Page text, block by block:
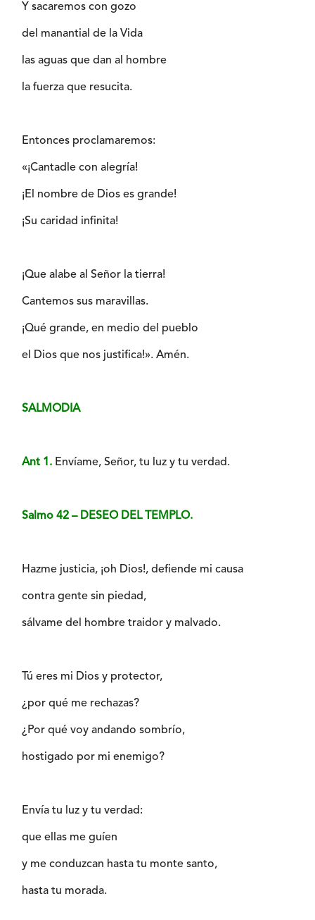
Y sacaremos con gozo
del manantial de la Vida
las aguas que dan al hombre
la fuerza que resucita.
Entonces proclamaremos:
«¡Cantadle con alegría!
¡El nombre de Dios es grande!
¡Su caridad infinita!
¡Que alabe al Señor la tierra!
Cantemos sus maravillas.
¡Qué grande, en medio del pueblo
el Dios que nos justifica!». Amén.
SALMODIA
Ant 1. Envíame, Señor, tu luz y tu verdad.
Salmo 42 – DESEO DEL TEMPLO.
Hazme justicia, ¡oh Dios!, defiende mi causa
contra gente sin piedad,
sálvame del hombre traidor y malvado.
Tú eres mi Dios y protector,
¿por qué me rechazas?
¿Por qué voy andando sombrío,
hostigado por mi enemigo?
Envía tu luz y tu verdad:
que ellas me guíen
y me conduzcan hasta tu monte santo,
hasta tu morada.